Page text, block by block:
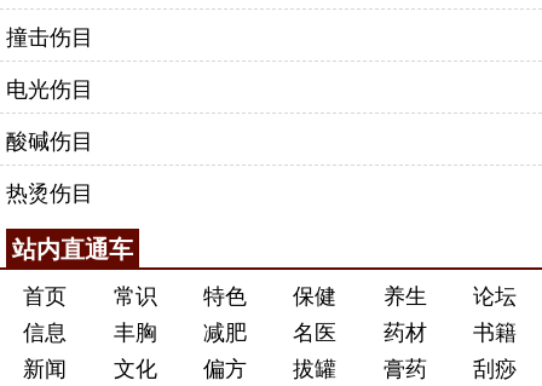
撞击伤目
电光伤目
酸碱伤目
热烫伤目
站内直通车
首页 常识 特色 保健 养生
论坛
信息
丰胸 减肥 名医 药材
书籍
新闻
文化 偏方 拔罐 膏药
刮痧